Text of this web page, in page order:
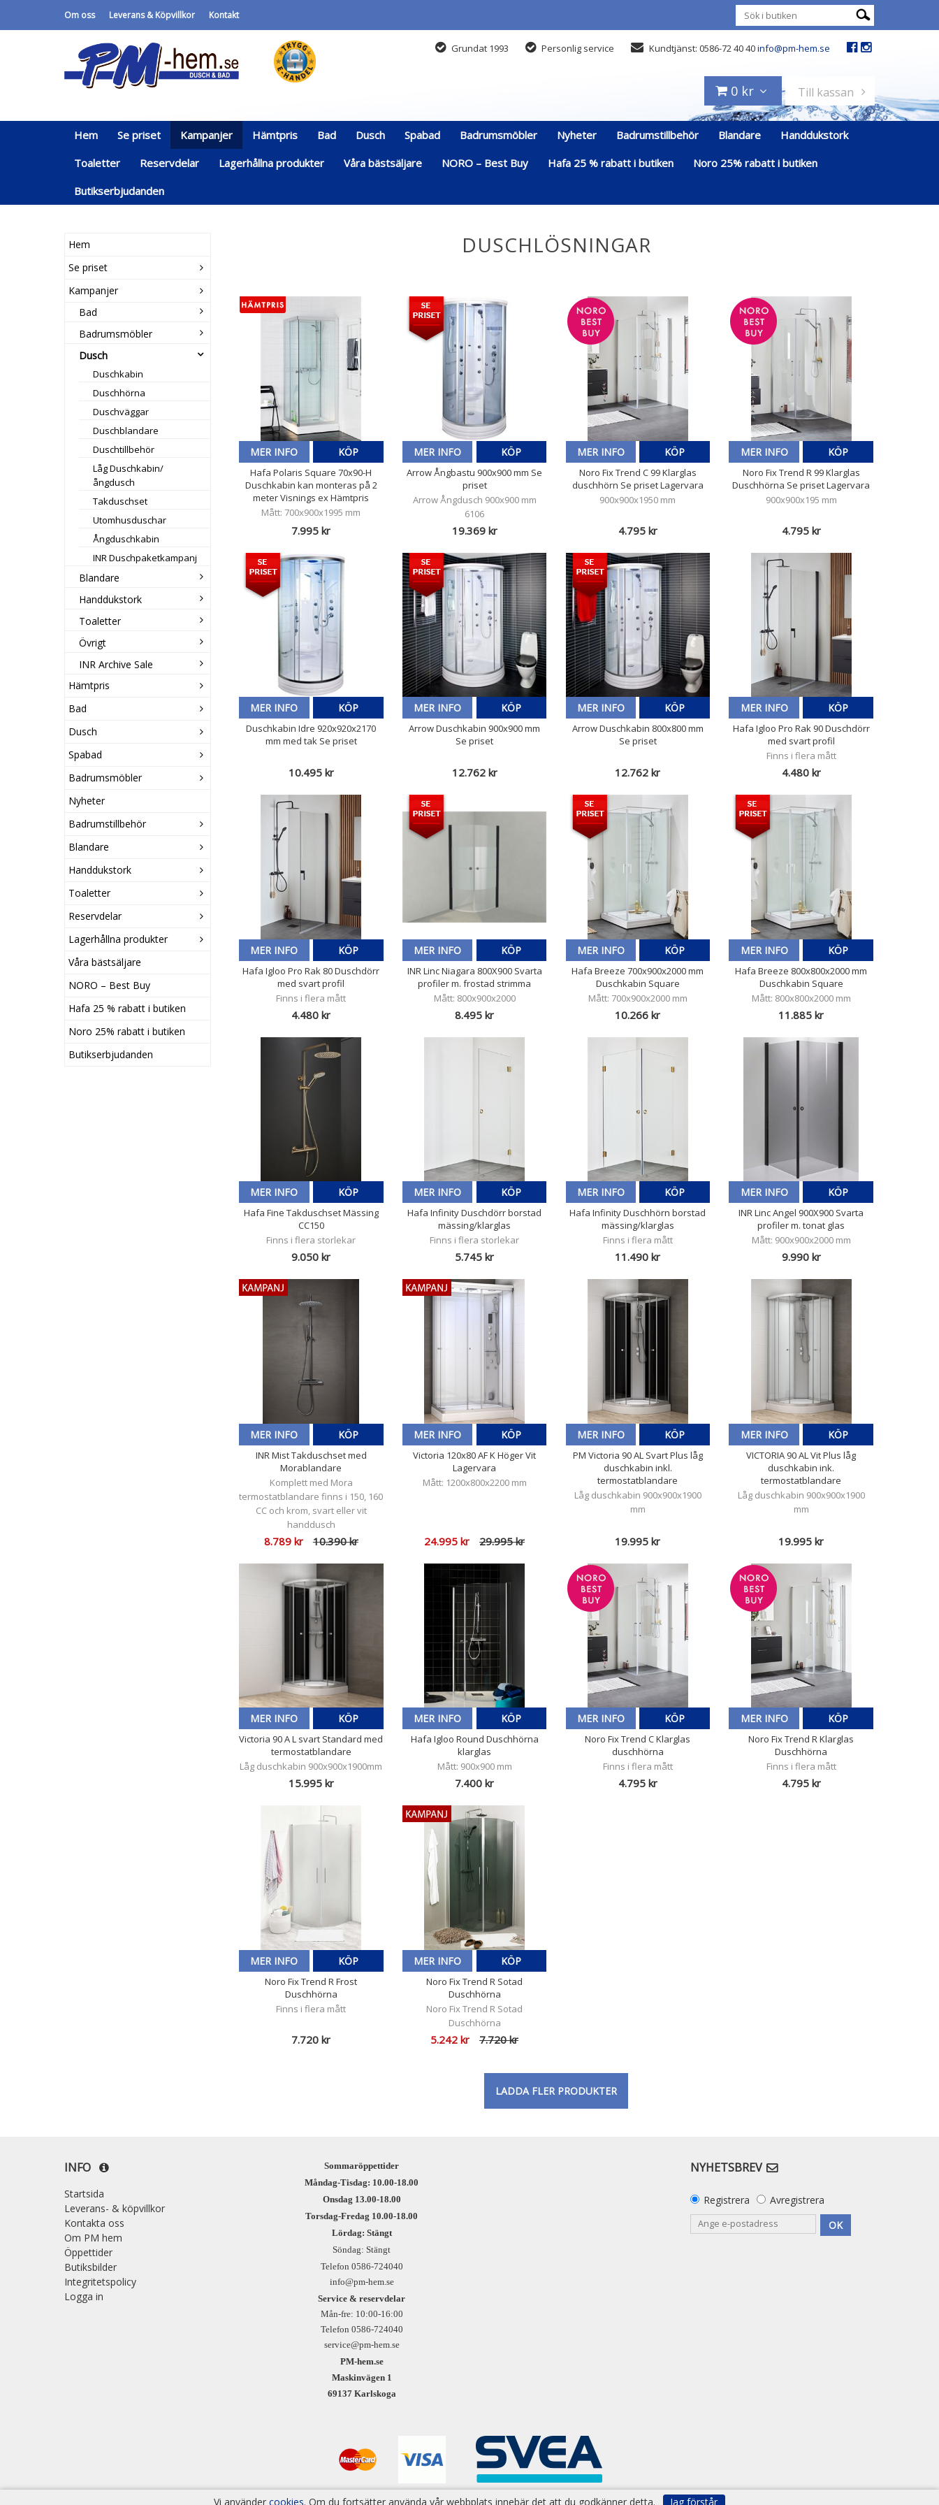
Vi användercookies. Om du fortsätter använda vår webbplats innebär det att du godkänner detta. Jag förstår
Om oss Leverans & Köpvillkor Kontakt
Grundat 1993 Personlig service Kundtjänst: 0586-72 40 40info@pm-hem.se
0 kr Till kassan
Hem Se priset Kampanjer Hämtpris Bad Dusch Spabad Badrumsmöbler Nyheter Badrumstillbehör Blandare
Handdukstork
Toaletter
Reservdelar Lagerhållna produkter Våra bästsäljare NORO – Best Buy Hafa 25 % rabatt i butiken
Noro 25% rabatt i butiken
Butikserbjudanden
Hem
Se priset
Kampanjer
Bad
Badrumsmöbler
Dusch
Duschkabin
Duschhörna
Duschväggar
Duschblandare
Duschtillbehör
Låg Duschkabin/
ångdusch
Takduschset
Utomhusduschar
Ångduschkabin
INR Duschpaketkampanj
Blandare
Handdukstork
Toaletter
Övrigt
INR Archive Sale
Hämtpris
Bad
Dusch
Spabad
Badrumsmöbler
Nyheter
Badrumstillbehör
Blandare
Handdukstork
Toaletter
Reservdelar
Lagerhållna produkter
Våra bästsäljare
NORO – Best Buy
Hafa 25 % rabatt i butiken
Noro 25% rabatt i butiken
Butikserbjudanden
DUSCHLÖSNINGAR
MER INFO KÖP
Hafa Polaris Square 70x90-H
Duschkabin kan monteras på 2
meter Visnings ex Hämtpris
Mått: 700x900x1995 mm
7.995 kr
MER INFO KÖP
Arrow Ångbastu 900x900 mm Se
priset
Arrow Ångdusch 900x900 mm
6106
19.369 kr
MER INFO KÖP
Noro Fix Trend C 99 Klarglas
duschhörn Se priset Lagervara
900x900x1950 mm
4.795 kr
MER INFO KÖP
Noro Fix Trend R 99 Klarglas
Duschhörna Se priset Lagervara
900x900x195 mm
4.795 kr
MER INFO KÖP
Duschkabin Idre 920x920x2170
mm med tak Se priset
10.495 kr
MER INFO KÖP
Arrow Duschkabin 900x900 mm
Se priset
12.762 kr
MER INFO KÖP
Arrow Duschkabin 800x800 mm
Se priset
12.762 kr
MER INFO KÖP
Hafa Igloo Pro Rak 90 Duschdörr
med svart profil
Finns i flera mått
4.480 kr
MER INFO KÖP
Hafa Igloo Pro Rak 80 Duschdörr
med svart profil
Finns i flera mått
4.480 kr
MER INFO KÖP
INR Linc Niagara 800X900 Svarta
profiler m. frostad strimma
Mått: 800x900x2000
8.495 kr
MER INFO KÖP
Hafa Breeze 700x900x2000 mm
Duschkabin Square
Mått: 700x900x2000 mm
10.266 kr
MER INFO KÖP
Hafa Breeze 800x800x2000 mm
Duschkabin Square
Mått: 800x800x2000 mm
11.885 kr
MER INFO KÖP
Hafa Fine Takduschset Mässing
CC150
Finns i flera storlekar
9.050 kr
MER INFO KÖP
Hafa Infinity Duschdörr borstad
mässing/klarglas
Finns i flera storlekar
5.745 kr
MER INFO KÖP
Hafa Infinity Duschhörn borstad
mässing/klarglas
Finns i flera mått
11.490 kr
MER INFO KÖP
INR Linc Angel 900X900 Svarta
profiler m. tonat glas
Mått: 900x900x2000 mm
9.990 kr
MER INFO KÖP
INR Mist Takduschset med
Morablandare
Komplett med Mora
termostatblandare finns i 150, 160
CC och krom, svart eller vit
handdusch
8.789 kr 10.390 kr
MER INFO KÖP
Victoria 120x80 AF K Höger Vit
Lagervara
Mått: 1200x800x2200 mm
24.995 kr 29.995 kr
MER INFO KÖP
PM Victoria 90 AL Svart Plus låg
duschkabin inkl.
termostatblandare
Låg duschkabin 900x900x1900
mm
19.995 kr
MER INFO KÖP
VICTORIA 90 AL Vit Plus låg
duschkabin ink.
termostatblandare
Låg duschkabin 900x900x1900
mm
19.995 kr
MER INFO KÖP
Victoria 90 A L svart Standard med
termostatblandare
Låg duschkabin 900x900x1900mm
15.995 kr
MER INFO KÖP
Hafa Igloo Round Duschhörna
klarglas
Mått: 900x900 mm
7.400 kr
MER INFO KÖP
Noro Fix Trend C Klarglas
duschhörna
Finns i flera mått
4.795 kr
MER INFO KÖP
Noro Fix Trend R Klarglas
Duschhörna
Finns i flera mått
4.795 kr
MER INFO KÖP
Noro Fix Trend R Frost
Duschhörna
Finns i flera mått
7.720 kr
MER INFO KÖP
Noro Fix Trend R Sotad
Duschhörna
Noro Fix Trend R Sotad
Duschhörna
5.242 kr 7.720 kr
LADDA FLER PRODUKTER
INFO
Startsida
Leverans- & köpvillkor
Kontakta oss
Om PM hem
Öppettider
Butiksbilder
Integritetspolicy
Logga in
Sommaröppettider
Måndag-Tisdag: 10.00-18.00
Onsdag 13.00-18.00
Torsdag-Fredag 10.00-18.00
Lördag: Stängt
Söndag: Stängt
Telefon 0586-724040
info@pm-hem.se
Service & reservdelar
Mån-fre: 10:00-16:00
Telefon 0586-724040
service@pm-hem.se
PM-hem.se
Maskinvägen 1
69137 Karlskoga
NYHETSBREV
Registrera
Avregistrera
OK